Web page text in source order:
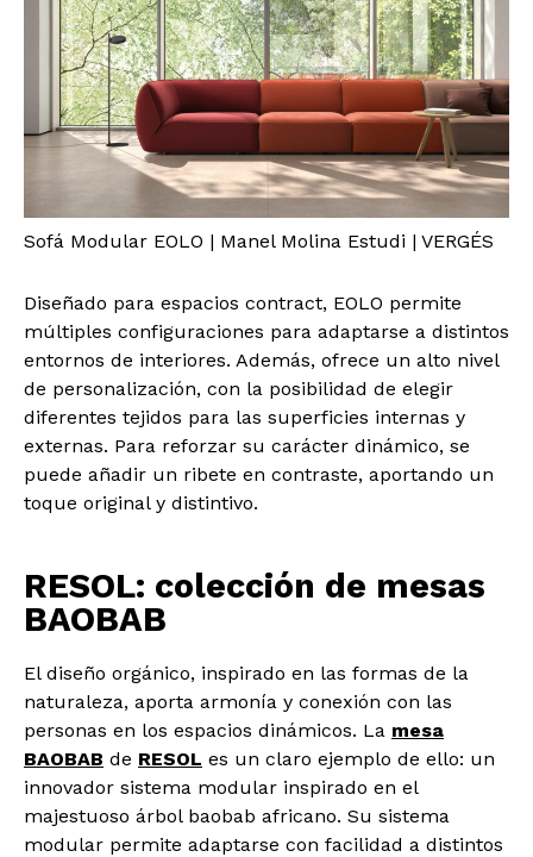
Sofá Modular EOLO | Manel Molina Estudi | VERGÉS
Diseñado para espacios contract, EOLO permite
múltiples configuraciones para adaptarse a distintos
entornos de interiores. Además, ofrece un alto nivel
de personalización, con la posibilidad de elegir
diferentes tejidos para las superficies internas y
externas. Para reforzar su carácter dinámico, se
puede añadir un ribete en contraste, aportando un
toque original y distintivo.
RESOL: colección de mesas
BAOBAB
El diseño orgánico, inspirado en las formas de la
naturaleza, aporta armonía y conexión con las
personas en los espacios dinámicos. La mesa
BAOBAB de RESOL es un claro ejemplo de ello: un
innovador sistema modular inspirado en el
majestuoso árbol baobab africano. Su sistema
modular permite adaptarse con facilidad a distintos